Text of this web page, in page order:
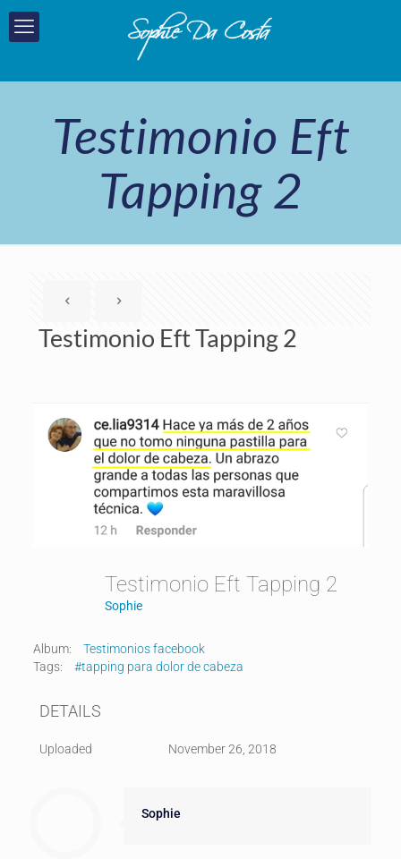
Testimonio Eft
Tapping 2
Testimonio Eft Tapping 2
Testimonio Eft Tapping 2
Sophie
Album:
Testimonios facebook
Tags:
#tapping para dolor de cabeza
DETAILS
Uploaded November 26, 2018
Sophie